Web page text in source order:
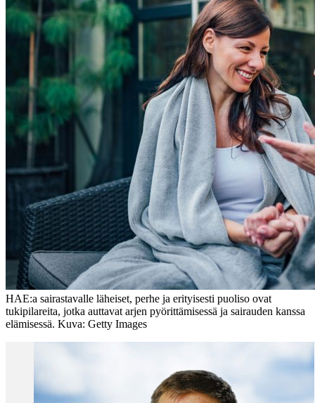
HAE:a sairastavalle läheiset, perhe ja erityisesti puoliso ovat
tukipilareita, jotka auttavat arjen pyörittämisessä ja sairauden kanssa
elämisessä. Kuva: Getty Images